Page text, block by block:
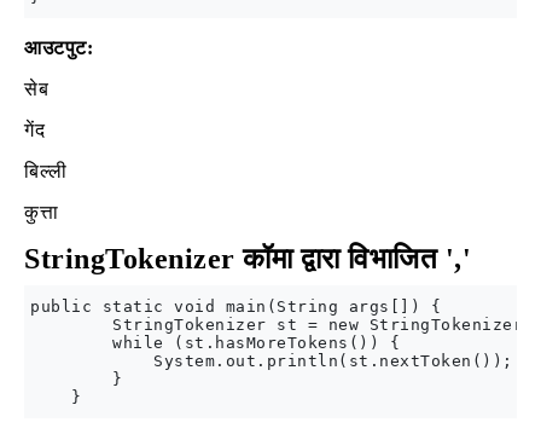
आउटपुट:
सेब
गेंद
बिल्ली
कुत्ता
StringTokenizer कॉमा द्वारा विभाजित ','
public static void main(String args[]) {
StringTokenizer st = new
        while (st.hasMoreTokens()) {
            System.out.println(st.nextToken());
        }